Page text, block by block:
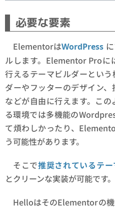
必要な要素
ElementorはWordPress
ルします。Elementor Proに
行えるテーマビルダーとい
ダーやフッターのデザイン
などが自由に行えます。こ
る環境では多機能の
て煩わしかったり、
う可能性があります。
そこで推奨されているテ
とクリーンな実装が可能です。
HelloはそのElementorの